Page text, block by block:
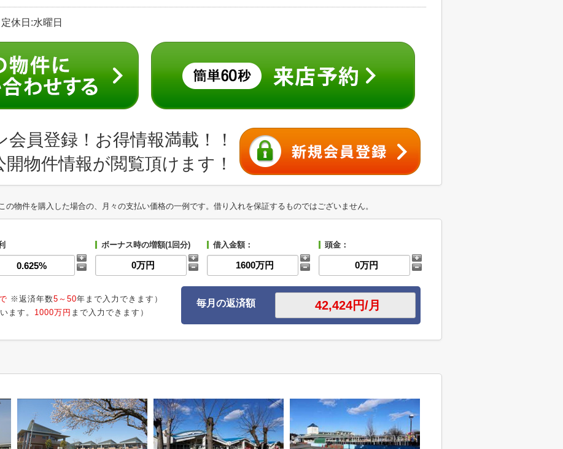
休日:水曜日
員登録！お得情報満載！！
物件情報が閲覧頂けます！
の物件を購入した場合の、月々の支払い価格の一例です。借り入れを保証するものではございません。
ボーナス時の増額(1回分) 借入金額： 頭金：
※返済年数5～50年まで入力できます）
ます。 1000万円 まで入力できます）
毎月の返済額